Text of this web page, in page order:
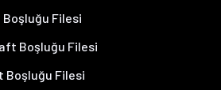
Boşluğu Filesi
Boşluğu Filesi
Boşluğu Filesi